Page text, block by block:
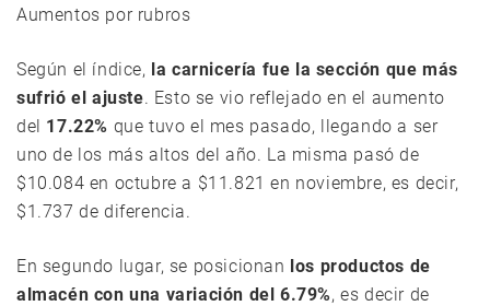
Aumentos por rubros
Según el índice, la carnicería fue la sección que más
sufrió el ajuste. Esto se vio reflejado en el aumento
del 17.22% que tuvo el mes pasado, llegando a ser
uno de los más altos del año. La misma pasó de
$10.084 en octubre a $11.821 en noviembre, es decir,
$1.737 de diferencia.
En segundo lugar, se posicionan los productos de
almacén con una variación del 6.79%, es decir de